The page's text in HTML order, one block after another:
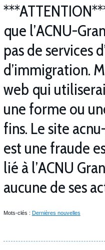
que l’ACNU-
pas de services
d’immigration.
web qui
une forme ou
fins. Le site
est une fraude
lié à l’ACNU
aucune de ses
Mots-clés : Dernières nouvelles